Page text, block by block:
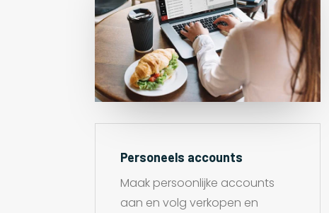
Personeels accounts
Maak persoonlijke accounts
aan en volg verkopen en